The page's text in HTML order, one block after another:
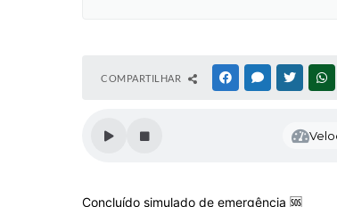
COMPARTILHAR FACEBOOKMESSENGER
TWITTER
Concluído simulado de emergência 🆘